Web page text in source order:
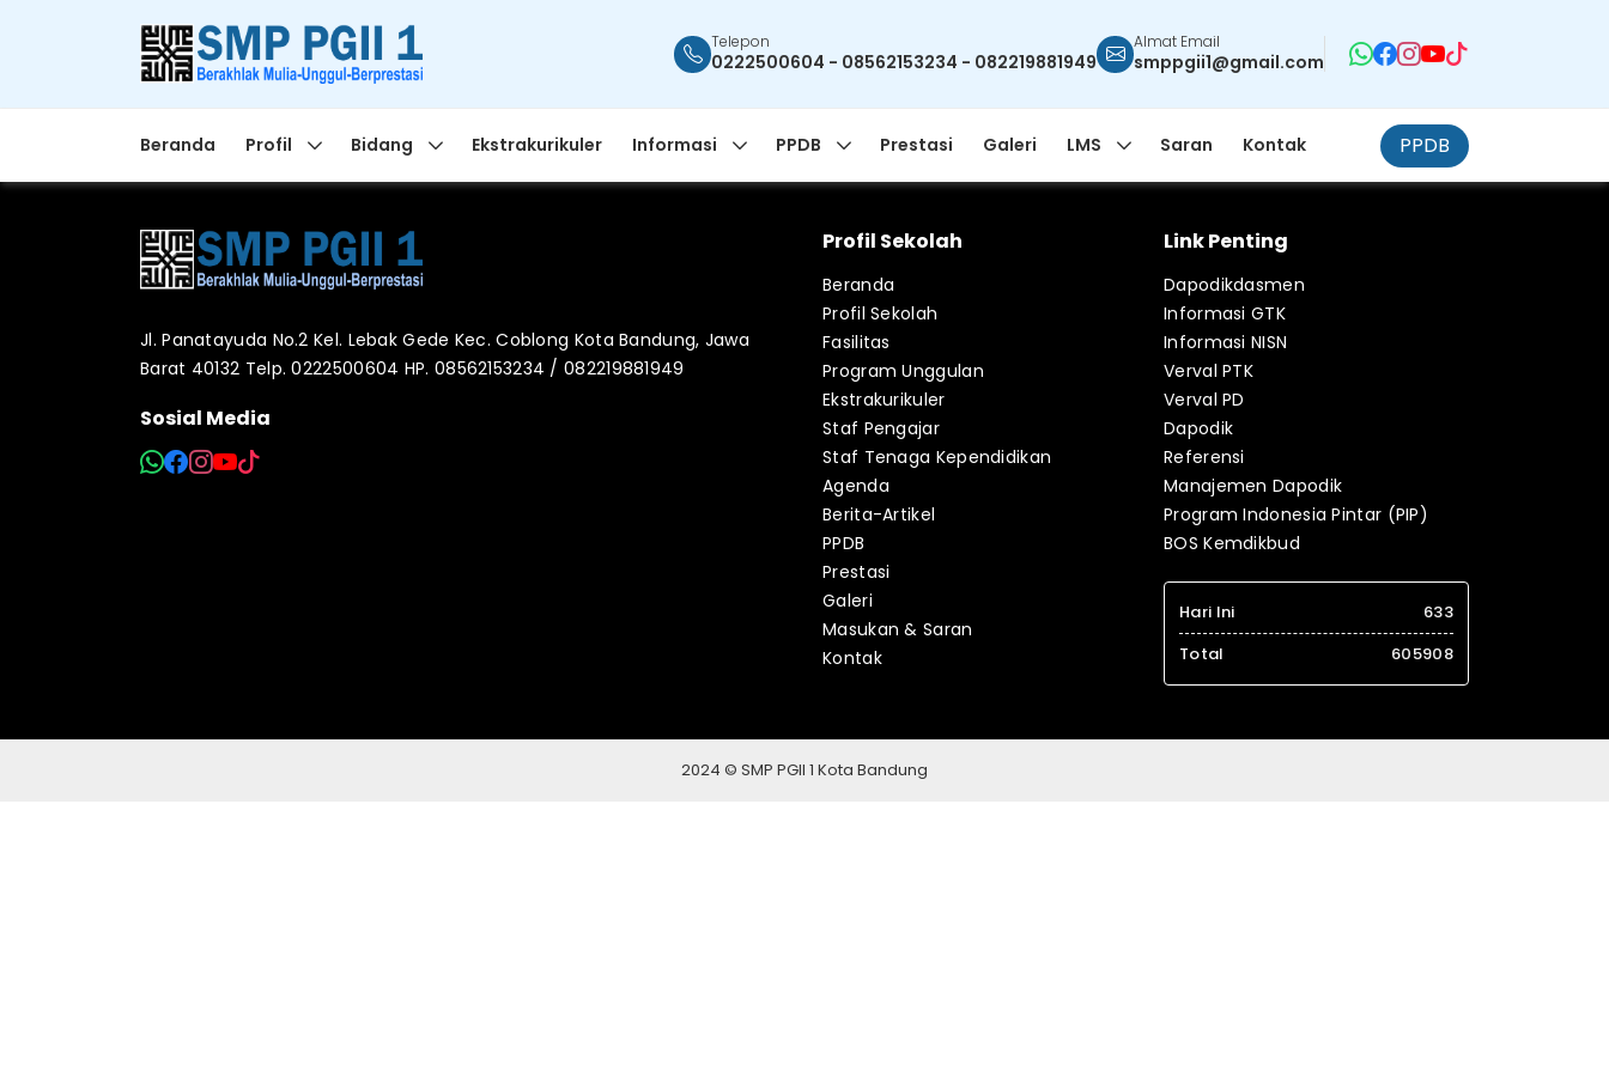
Telepon
0222500604 - 08562153234 - 082219881949
Almat Email
smppgii1@gmail.com
Beranda Profil Bidang Ekstrakurikuler Informasi PPDB Prestasi Galeri LMS Saran Kontak PPDB
Jl. Panatayuda No.2 Kel. Lebak Gede Kec. Coblong Kota Bandung, Jawa
Barat 40132 Telp. 0222500604 HP. 08562153234 / 082219881949
Sosial Media
Profil Sekolah
Beranda
Profil Sekolah
Fasilitas
Program Unggulan
Ekstrakurikuler
Staf Pengajar
Staf Tenaga Kependidikan
Agenda
Berita-Artikel
PPDB
Prestasi
Galeri
Masukan & Saran
Kontak
Link Penting
Dapodikdasmen
Informasi GTK
Informasi NISN
Verval PTK
Verval PD
Dapodik
Referensi
Manajemen Dapodik
Program Indonesia Pintar (PIP)
BOS Kemdikbud
Hari Ini
633
Total
605908
2024 © SMP PGII 1 Kota Bandung